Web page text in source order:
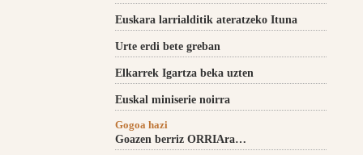
Euskara larrialditik ateratzeko Ituna
Urte erdi bete greban
Elkarrek Igartza beka uzten
Euskal miniserie noirra
Gogoa hazi
Goazen berriz ORRIAra…